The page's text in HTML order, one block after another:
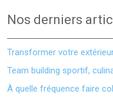
Nos derniers
Transformer votre
Team building sportif,
À quelle fréquence faire